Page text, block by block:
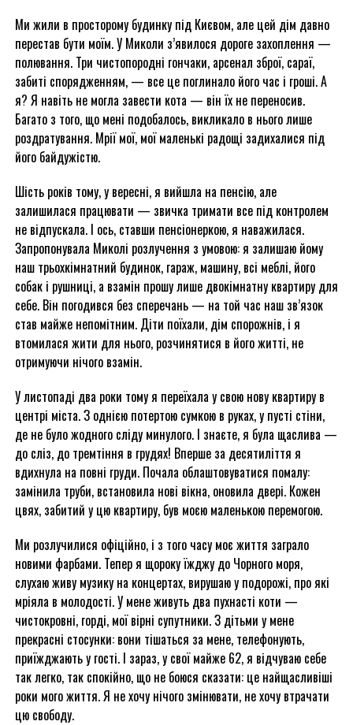
Ми жили в просторому будинку під Києвом, але цей дім давно
перестав бути моїм. У Миколи з’явилося дороге захоплення —
полювання. Три чистопородні гончаки, арсенал зброї, сараї,
забиті спорядженням, — все це поглинало його час і гроші. А
я? Я навіть не могла завести кота — він їх не переносив.
Багато з того, що мені подобалось, викликало в нього лише
роздратування. Мрії мої, мої маленькі радощі задихалися під
його байдужістю.
Шість років тому, у вересні, я вийшла на пенсію, але
залишилася працювати — звичка тримати все під контролем
не відпускала. І ось, ставши пенсіонеркою, я наважилася.
Запропонувала Миколі розлучення з умовою: я залишаю йому
наш трьохкімнатний будинок, гараж, машину, всі меблі, його
собак і рушниці, а взамін прошу лише двокімнатну квартиру для
себе. Він погодився без сперечань — на той час наш зв’язок
став майже непомітним. Діти поїхали, дім спорожнів, і я
втомилася жити для нього, розчинятися в його житті, не
отримуючи нічого взамін.
У листопаді два роки тому я переїхала у свою нову квартиру в
центрі міста. З однією потертою сумкою в руках, у пусті стіни,
де не було жодного сліду минулого. І знаєте, я була щаслива —
до сліз, до тремтіння в грудях! Вперше за десятиліття я
вдихнула на повні груди. Почала облаштовуватися помалу:
замінила труби, встановила нові вікна, оновила двері. Кожен
цвях, забитий у цю квартиру, був моєю маленькою перемогою.
Ми розлучилися офіційно, і з того часу моє життя заграло
новими фарбами. Тепер я щороку їжджу до Чорного моря,
слухаю живу музику на концертах, вирушаю у подорожі, про які
мріяла в молодості. У мене живуть два пухнасті коти —
чистокровні, горді, мої вірні супутники. З дітьми у мене
прекрасні стосунки: вони тішаться за мене, телефонують,
приїжджають у гості. І зараз, у свої майже 62, я відчуваю себе
так легко, так спокійно, що не боюся сказати: це найщасливіші
роки мого життя. Я не хочу нічого змінювати, не хочу втрачати
цю свободу.